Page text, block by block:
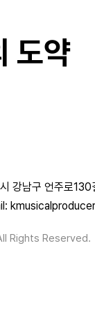
도약
강남구 언주로
Rights Reserved.